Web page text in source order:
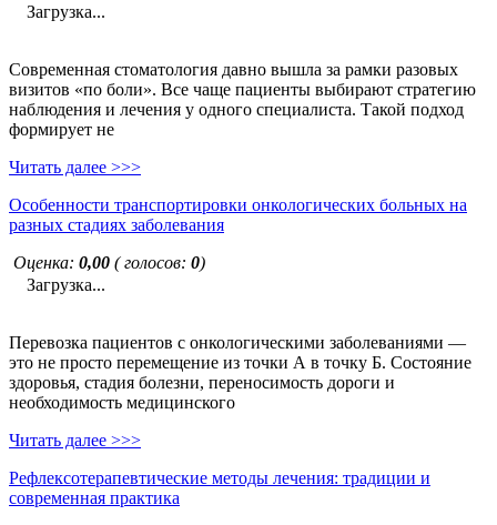
Загрузка...
Современная стоматология давно вышла за рамки разовых
визитов «по боли». Все чаще пациенты выбирают стратегию
наблюдения и лечения у одного специалиста. Такой подход
формирует не
Читать далее >>>
Особенности транспортировки онкологических больных на
разных стадиях заболевания
Оценка: 0,00 ( голосов: 0)
Загрузка...
Перевозка пациентов с онкологическими заболеваниями —
это не просто перемещение из точки А в точку Б. Состояние
здоровья, стадия болезни, переносимость дороги и
необходимость медицинского
Читать далее >>>
Рефлексотерапевтические методы лечения: традиции и
современная практика